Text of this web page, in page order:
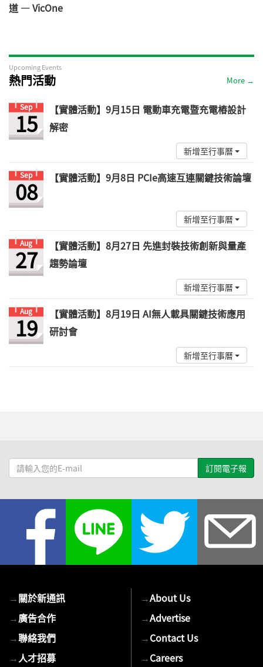
道 — VicOne
Upcoming Events
熱門活動 More →
Sep
15
【實體活動】9月15日 電動車充電暨充電樁設計
解密
新增至行事曆
Sep
08 【實體活動】9月8日 PCIe高速互連關鍵技術論壇
新增至行事曆
Aug
27
【實體活動】8月27日 先進封裝技術創新與量產
趨勢論壇
新增至行事曆
Aug
19
【實體活動】8月19日 AI無人載具關鍵技術應用
研討會
新增至行事曆
請
輸
→關於新通訊
→廣告合作
→聯絡我們
→人才招募
→About Us
→Advertise
→Contact Us
→Careers